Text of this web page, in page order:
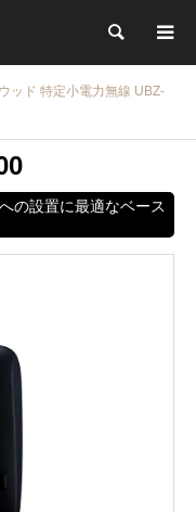
検索
ッド 特定小電力無線 UBZ-
の設置に最適なベース